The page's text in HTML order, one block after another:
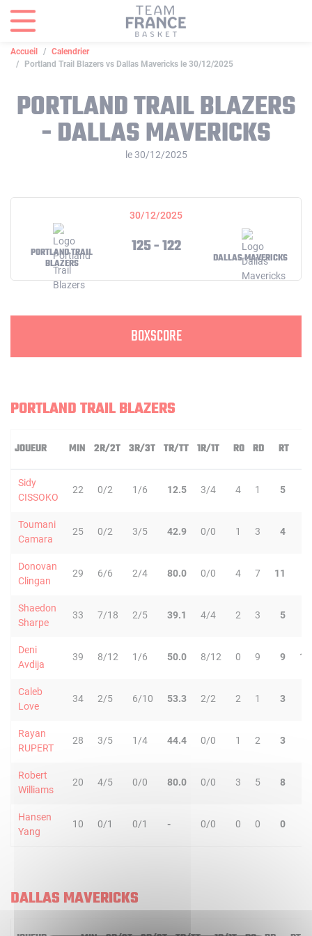
Accueil
Calendrier
Portland Trail Blazers vs Dallas Mavericks le 30/12/2025
PORTLAND TRAIL BLAZERS
- DALLAS MAVERICKS
le 30/12/2025
30/12/2025
PORTLAND TRAIL
BLAZERS
125 - 122
DALLAS MAVERICKS
BOXSCORE
PORTLAND TRAIL BLAZERS
JOUEUR MIN 2R/2T 3R/3T TR/TT 1R/1T RO RD RT
Sidy
CISSOKO
22 0/2 1/6 12.5 3/4 4 1 5
Toumani
Camara
25 0/2 3/5 42.9 0/0 1 3 4
Donovan
Clingan
29 6/6 2/4 80.0 0/0 4 7 11
Shaedon
Sharpe
33 7/18 2/5 39.1 4/4 2 3 5
Deni
Avdija
39 8/12 1/6 50.0 8/12 0 9 9 11
Caleb
Love
34 2/5 6/10 53.3 2/2 2 1 3
Rayan
RUPERT
28 3/5 1/4 44.4 0/0 1 2 3
Robert
Williams
20 4/5 0/0 80.0 0/0 3 5 8
Hansen
Yang
10 0/1 0/1 - 0/0 0 0 0
DALLAS MAVERICKS
Panneau de gestion des cookies